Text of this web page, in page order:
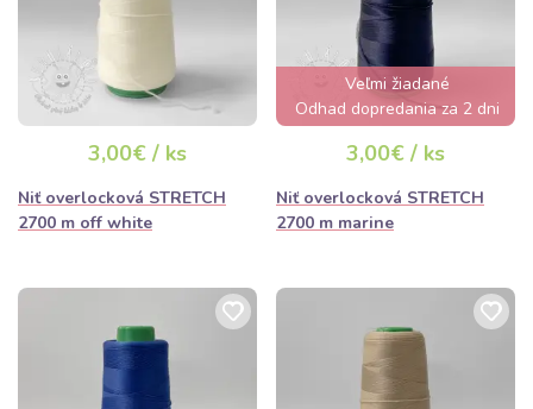
3,00€ / ks
Niť overlocková STRETCH
2700 m off white
Veľmi žiadané
Odhad dopredania za 2 dni
3,00€ / ks
Niť overlocková STRETCH
2700 m marine